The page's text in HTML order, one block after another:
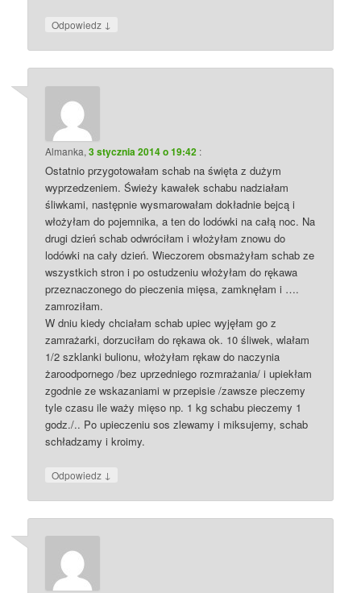
Odpowiedz ↓
Almanka,3 stycznia 2014 o 19:42 :
Ostatnio przygotowałam schab na święta z dużym
wyprzedzeniem. Świeży kawałek schabu nadziałam
śliwkami, następnie wysmarowałam dokładnie bejcą i
włożyłam do pojemnika, a ten do lodówki na całą noc. Na
drugi dzień schab odwróciłam i włożyłam znowu do
lodówki na cały dzień. Wieczorem obsmażyłam schab ze
wszystkich stron i po ostudzeniu włożyłam do rękawa
przeznaczonego do pieczenia mięsa, zamknęłam i ….
zamroziłam.
W dniu kiedy chciałam schab upiec wyjęłam go z
zamrażarki, dorzuciłam do rękawa ok. 10 śliwek, wlałam
1/2 szklanki bulionu, włożyłam rękaw do naczynia
żaroodpornego /bez uprzedniego rozmrażania/ i upiekłam
zgodnie ze wskazaniami w przepisie /zawsze pieczemy
tyle czasu ile waży mięso np. 1 kg schabu pieczemy 1
godz./.. Po upieczeniu sos zlewamy i miksujemy, schab
schładzamy i kroimy.
Odpowiedz ↓